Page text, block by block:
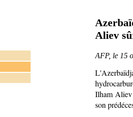
Aliev
AFP, le 15
Ilham Aliev
son